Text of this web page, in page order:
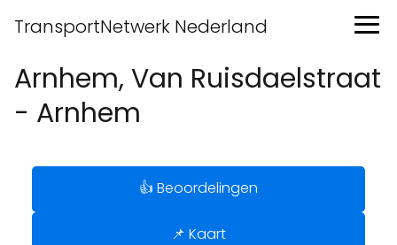
TransportNetwerk Nederland
Arnhem, Van Ruisdaelstraat
- Arnhem
👍 Beoordelingen
📌 Kaart